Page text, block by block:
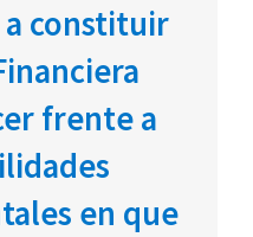
constituir
frente a
en que